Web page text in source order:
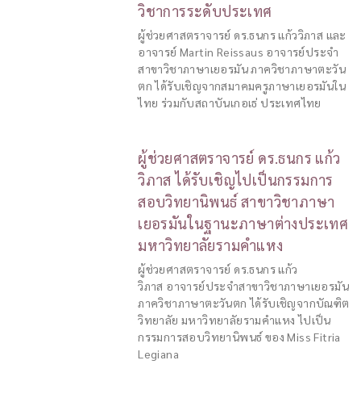
วิชาการระดับประเทศ
ผู้ช่วยศาสตราจารย์ ดร.ธนกร แก้ววิภาส และ
อาจารย์ Martin Reissaus อาจารย์ประจำ
สาขาวิชาภาษาเยอรมัน ภาควิชาภาษาตะวัน
ตก ได้รับเชิญจากสมาคมครูภาษาเยอรมันใน
ไทย ร่วมกับสถาบันเกอเธ่ ประเทศไทย
ผู้ช่วยศาสตราจารย์ ดร.ธนกร แก้ว
วิภาส ได้รับเชิญไปเป็นกรรมการ
สอบวิทยานิพนธ์ สาขาวิชาภาษา
เยอรมันในฐานะภาษาต่างประเทศ
มหาวิทยาลัยรามคำแหง
ผู้ช่วยศาสตราจารย์ ดร.ธนกร แก้ว
วิภาส อาจารย์ประจำสาขาวิชาภาษาเยอรมัน
ภาควิชาภาษาตะวันตก ได้รับเชิญจากบัณฑิต
วิทยาลัย มหาวิทยาลัยรามคำแหง ไปเป็น
กรรมการสอบวิทยานิพนธ์ ของ Miss Fitria
Legiana